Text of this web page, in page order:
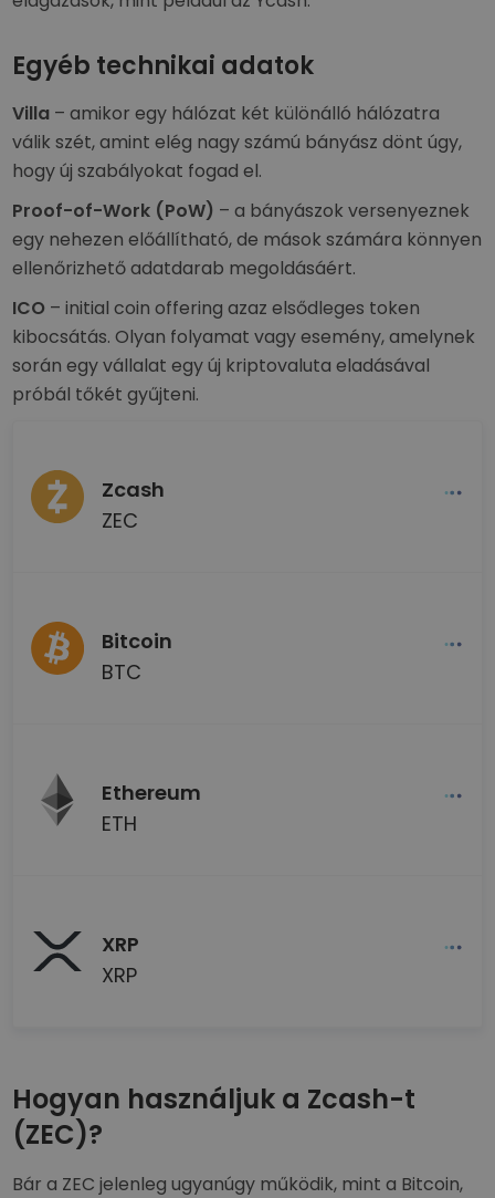
Egyéb technikai adatok
Villa – amikor egy hálózat két különálló hálózatra
válik szét, amint elég nagy számú bányász dönt úgy,
hogy új szabályokat fogad el.
Proof-of-Work (PoW) – a bányászok versenyeznek
egy nehezen előállítható, de mások számára könnyen
ellenőrizhető adatdarab megoldásáért.
ICO – initial coin offering azaz elsődleges token
kibocsátás. Olyan folyamat vagy esemény, amelynek
során egy vállalat egy új kriptovaluta eladásával
próbál tőkét gyűjteni.
Zcash
ZEC
Bitcoin
BTC
Ethereum
ETH
XRP
XRP
Hogyan használjuk a Zcash-t
(ZEC)?
Bár a ZEC jelenleg ugyanúgy működik, mint a Bitcoin,